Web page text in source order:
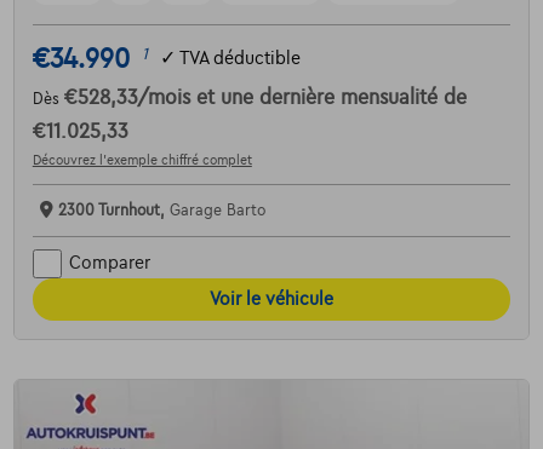
€34.990 1 ✓ TVA déductible
Dès €528,33/mois et une dernière mensualité de
€11.025,33
Découvrez l’exemple chiffré complet
2300 Turnhout, Garage Barto
Comparer
Voir le véhicule